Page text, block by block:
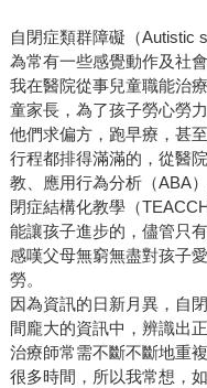
自閉症類群障礙（Autistic
為常有一些感覺動作及社
我在醫院從事兒童職能治
童家長，為了孩子勞心勞
他們求偏方，跑早療，甚
行程都排得滿滿的，從醫
教、應用行為分析（ABA
閉症結構化教學（
能讓孩子進步的，儘管只
感嘆父母無窮無盡對孩子
勞。
因為資訊的日新月異，自
間龐大的資訊中，辨識出
治療師常需不斷不斷地重
很多時間，所以我常想，